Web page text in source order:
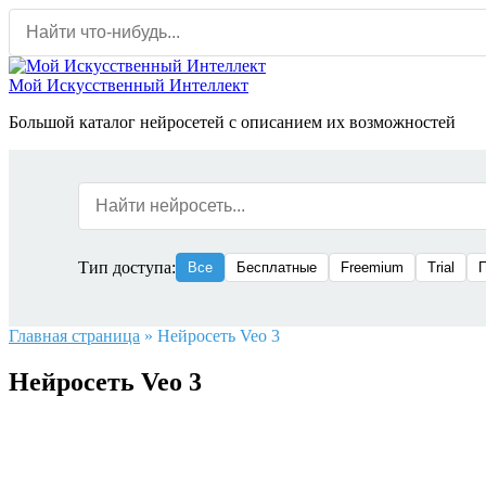
Перейти
содержанию
Мой Искусственный Интеллект
Большой каталог нейросетей с описанием их возможностей
Тип доступа: Все Бесплатные Freemium Trial
Главная страница » Нейросеть Veo 3
Нейросеть Veo 3